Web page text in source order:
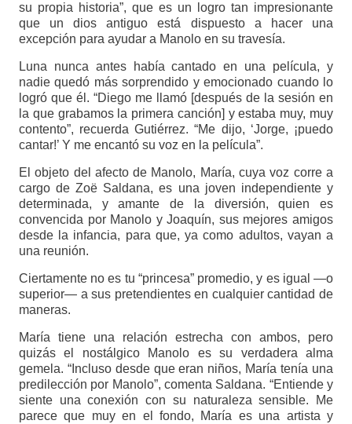
su propia historia”, que es un logro tan impresionante
que un dios antiguo está dispuesto a hacer una
excepción para ayudar a Manolo en su travesía.
Luna nunca antes había cantado en una película, y
nadie quedó más sorprendido y emocionado cuando lo
logró que él. “Diego me llamó [después de la sesión en
la que grabamos la primera canción] y estaba muy, muy
contento”, recuerda Gutiérrez. “Me dijo, ‘Jorge, ¡puedo
cantar!’ Y me encantó su voz en la película”.
El objeto del afecto de Manolo, María, cuya voz corre a
cargo de Zoë Saldana, es una joven independiente y
determinada, y amante de la diversión, quien es
convencida por Manolo y Joaquín, sus mejores amigos
desde la infancia, para que, ya como adultos, vayan a
una reunión.
Ciertamente no es tu “princesa” promedio, y es igual —o
superior— a sus pretendientes en cualquier cantidad de
maneras.
María tiene una relación estrecha con ambos, pero
quizás el nostálgico Manolo es su verdadera alma
gemela. “Incluso desde que eran niños, María tenía una
predilección por Manolo”, comenta Saldana. “Entiende y
siente una conexión con su naturaleza sensible. Me
parece que muy en el fondo, María es una artista y